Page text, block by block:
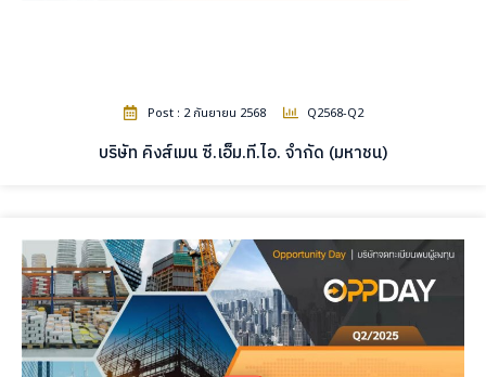
Post : 2 กันยายน 2568 Q2568-Q2
บริษัท คิงส์เมน ซี.เอ็ม.ที.ไอ. จำกัด (มหาชน)